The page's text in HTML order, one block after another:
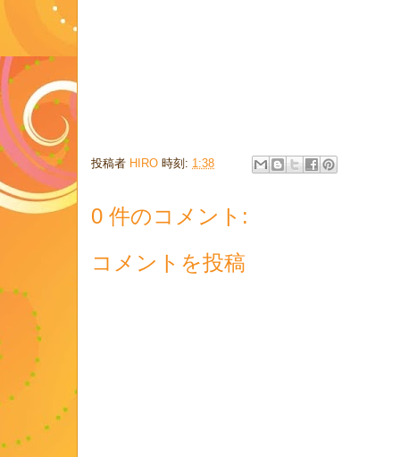
投稿者 HIRO 時刻: 1:38
0 件のコメント:
コメントを投稿